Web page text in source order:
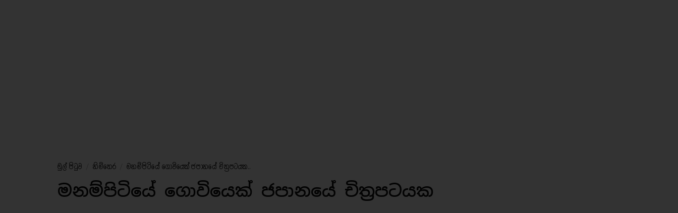
මුල් පිටුව නිම්තෙර මනම්පිටියේ ගොවියෙක් ජපානයේ චිත්‍රපටයක..
මනම්පිටියේ ගොවියෙක් ජපානයේ චිත්‍රපටයක